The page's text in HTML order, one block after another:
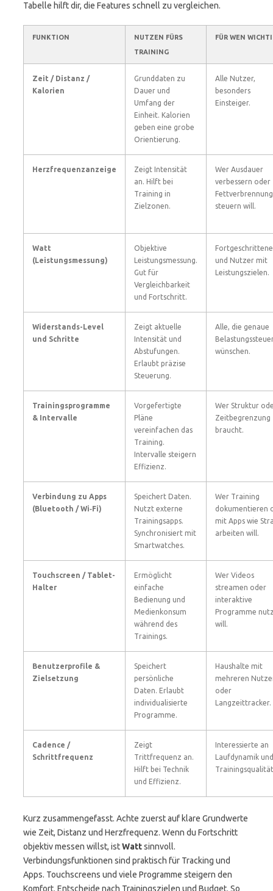
Tabelle hilft dir, die Features schnell zu vergleichen.
FUNKTION
NUTZEN FÜRS
TRAINING
FÜR WEN
Zeit / Distanz /
Kalorien
Grunddaten zu
Dauer und
Umfang der
Einheit. Kalorien
geben eine grobe
Orientierung.
Alle Nutzer,
besonders
Einsteiger.
Herzfrequenzanzeige
Zeigt Intensität
an. Hilft bei
Training in
Zielzonen.
Wer Ausdauer
verbessern oder
Fettverbrennung
steuern will.
Watt
(Leistungsmessung)
Objektive
Leistungsmessung.
Gut für
Vergleichbarkeit
und Fortschritt.
Fortgeschrittene
und Nutzer mit
Leistungszielen.
Widerstands-Level
und Schritte
Zeigt aktuelle
Intensität und
Abstufungen.
Erlaubt präzise
Steuerung.
Alle, die genaue
wünschen.
Trainingsprogramme
& Intervalle
Vorgefertigte
Pläne
vereinfachen das
Training.
Intervalle steigern
Effizienz.
Wer Struktur
Zeitbegrenzung
braucht.
Verbindung zu Apps
(Bluetooth / Wi‑Fi)
Speichert Daten.
Nutzt externe
Trainingsapps.
Synchronisiert mit
Smartwatches.
Wer Training
dokumentieren
mit Apps wie
arbeiten will.
Touchscreen / Tablet-
Halter
Ermöglicht
einfache
Bedienung und
Medienkonsum
während des
Trainings.
Wer Videos
streamen oder
interaktive
Programme
will.
Benutzerprofile &
Zielsetzung
Speichert
persönliche
Daten. Erlaubt
individualisierte
Programme.
Haushalte mit
mehreren
oder
Langzeittracker.
Cadence /
Schrittfrequenz
Zeigt
Trittfrequenz an.
Hilft bei Technik
und Effizienz.
Interessierte an
Laufdynamik und
Kurz zusammengefasst. Achte zuerst auf klare Grundwerte
wie Zeit, Distanz und Herzfrequenz. Wenn du Fortschritt
objektiv messen willst, istWattsinnvoll.
Verbindungsfunktionen sind praktisch für Tracking und
Apps. Touchscreens und viele Programme steigern den
Komfort. Entscheide nach Trainingszielen und Budget. So